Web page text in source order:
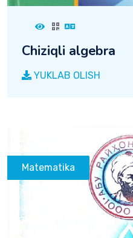
Chiziqli algebra
YUKLAB OLISH
Matematika